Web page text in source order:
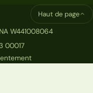
W441008064
00017
Haut de page